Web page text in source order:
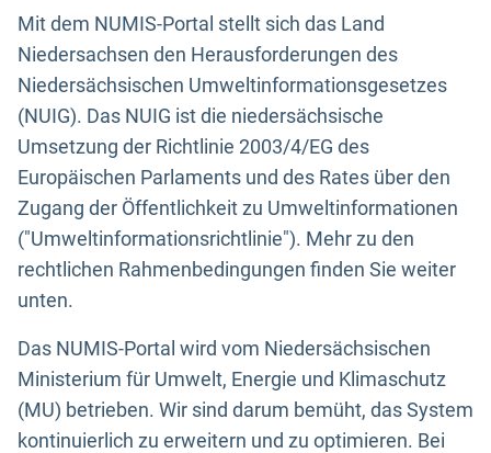
Mit dem NUMIS-Portal stellt sich das Land
Niedersachsen den Herausforderungen des
Niedersächsischen Umweltinformationsgesetzes
(NUIG). Das NUIG ist die niedersächsische
Umsetzung der Richtlinie 2003/4/EG des
Europäischen Parlaments und des Rates über den
Zugang der Öffentlichkeit zu Umweltinformationen
("Umweltinformationsrichtlinie"). Mehr zu den
rechtlichen Rahmenbedingungen finden Sie weiter
unten.
Das NUMIS-Portal wird vom Niedersächsischen
Ministerium für Umwelt, Energie und Klimaschutz
(MU) betrieben. Wir sind darum bemüht, das System
kontinuierlich zu erweitern und zu optimieren. Bei